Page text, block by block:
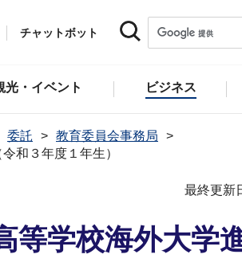
チャットボット
光・イベント ビジネス
委託
教育委員会事務局
和３年度１年生）
最終更新
等学校海外大学